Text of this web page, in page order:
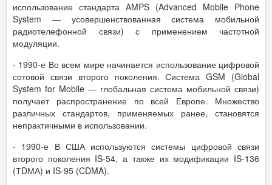
использование стандарта AMPS (Advanced Mobile Phone
System — усовершенствованная система мобильной
радиотелефонной связи) с применением частотной
модуляции.
- 1990-е Во всем мире начинается использование цифровой
сотовой связи второго поколения. Система GSM (Global
System for Mobile — глобальная система мобильной связи)
получает распространение по всей Европе. Множество
различных стандартов, применяемых ранее, становятся
непрактичными в использовании.
- 1990-е В США используются системы цифровой связи
второго поколения IS-54, а также их модификации IS-136
(ТDМА) и IS-95 (CDMA).